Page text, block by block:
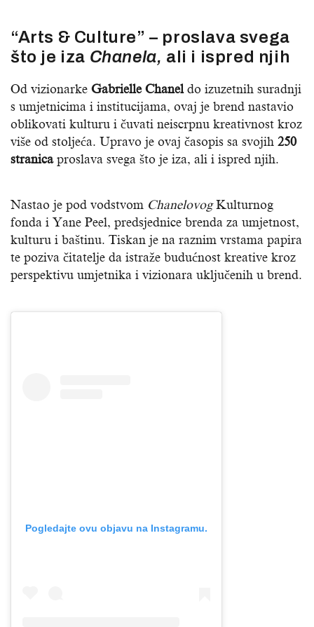
“Arts & Culture” – proslava svega
što je iza Chanela, ali i ispred njih
Od vizionarke Gabrielle Chaneldo izuzetnih suradnji
s umjetnicima i institucijama, ovaj je brend nastavio
oblikovati kulturu i čuvati neiscrpnu kreativnost kroz
više od stoljeća. Upravo je ovaj časopis sa svojih 250
stranicaproslava svega što je iza, ali i ispred njih.
Nastao je pod vodstvom ChanelovogKulturnog
fonda i Yane Peel, predsjednice brenda za umjetnost,
kulturu i baštinu. Tiskan je na raznim vrstama papira
te poziva čitatelje da istraže budućnost kreative kroz
perspektivu umjetnika i vizionara uključenih u brend.
Pogledajte ovu objavu na Instagramu.